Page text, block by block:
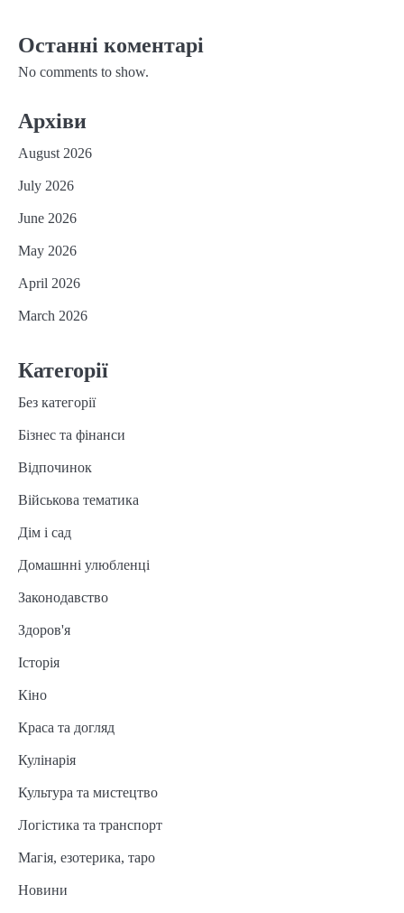
Останні коментарі
No comments to show.
Архіви
August 2026
July 2026
June 2026
May 2026
April 2026
March 2026
Категорії
Без категорії
Бізнес та фінанси
Відпочинок
Військова тематика
Дім і сад
Домашнні улюбленці
Законодавство
Здоров'я
Історія
Кіно
Краса та догляд
Кулінарія
Культура та мистецтво
Логістика та транспорт
Магія, езотерика, таро
Новини